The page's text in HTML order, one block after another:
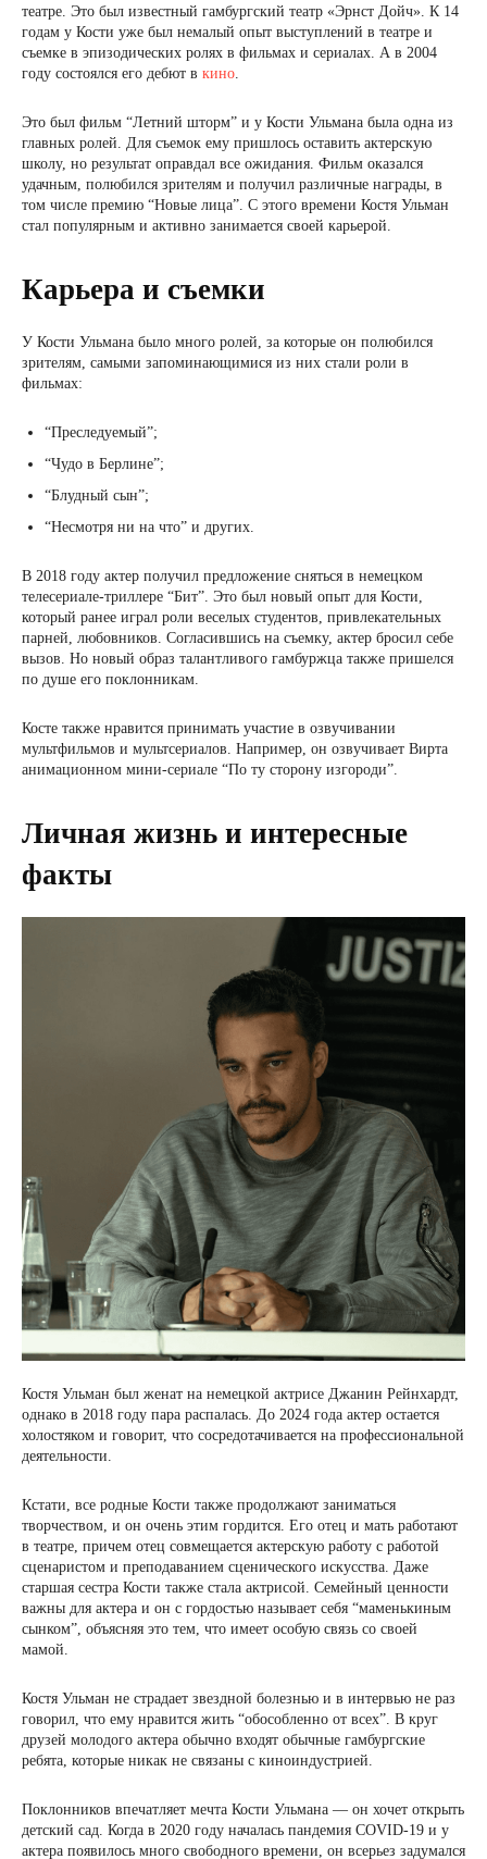
театре. Это был известный гамбургский театр «Эрнст Дойч». К 14
годам у Кости уже был немалый опыт выступлений в театре и
съемке в эпизодических ролях в фильмах и сериалах. А в 2004
году состоялся его дебют в кино.
Это был фильм “Летний шторм” и у Кости Ульмана была одна из
главных ролей. Для съемок ему пришлось оставить актерскую
школу, но результат оправдал все ожидания. Фильм оказался
удачным, полюбился зрителям и получил различные награды, в
том числе премию “Новые лица”. С этого времени Костя Ульман
стал популярным и активно занимается своей карьерой.
Карьера и съемки
У Кости Ульмана было много ролей, за которые он полюбился
зрителям, самыми запоминающимися из них стали роли в
фильмах:
“Преследуемый”;
“Чудо в Берлине”;
“Блудный сын”;
“Несмотря ни на что” и других.
В 2018 году актер получил предложение сняться в немецком
телесериале-триллере “Бит”. Это был новый опыт для Кости,
который ранее играл роли веселых студентов, привлекательных
парней, любовников. Согласившись на съемку, актер бросил себе
вызов. Но новый образ талантливого гамбуржца также пришелся
по душе его поклонникам.
Косте также нравится принимать участие в озвучивании
мультфильмов и мультсериалов. Например, он озвучивает Вирта
анимационном мини-сериале “По ту сторону изгороди”.
Личная жизнь и интересные
факты
Костя Ульман был женат на немецкой актрисе Джанин Рейнхардт,
однако в 2018 году пара распалась. До 2024 года актер остается
холостяком и говорит, что сосредотачивается на профессиональной
деятельности.
Кстати, все родные Кости также продолжают заниматься
творчеством, и он очень этим гордится. Его отец и мать работают
в театре, причем отец совмещается актерскую работу с работой
сценаристом и преподаванием сценического искусства. Даже
старшая сестра Кости также стала актрисой. Семейный ценности
важны для актера и он с гордостью называет себя “маменькиным
сынком”, объясняя это тем, что имеет особую связь со своей
мамой.
Костя Ульман не страдает звездной болезнью и в интервью не раз
говорил, что ему нравится жить “обособленно от всех”. В круг
друзей молодого актера обычно входят обычные гамбургские
ребята, которые никак не связаны с киноиндустрией.
Поклонников впечатляет мечта Кости Ульмана — он хочет открыть
детский сад. Когда в 2020 году началась пандемия COVID-19 и у
актера появилось много свободного времени, он всерьез задумался